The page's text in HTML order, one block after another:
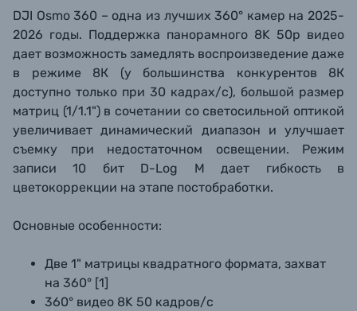
DJI Osmo 360 – одна из лучших 360° камер на 2025-
2026 годы. Поддержка панорамного 8K 50р видео
дает возможность замедлять воспроизведение даже
в режиме 8К (у большинства конкурентов 8К
доступно только при 30 кадрах/с), большой размер
матриц (1/1.1") в сочетании со светосильной оптикой
увеличивает динамический диапазон и улучшает
съемку при недостаточном освещении. Режим
записи 10 бит D-Log M дает гибкость в
цветокоррекции на этапе постобработки.
Основные особенности:
Две 1" матрицы квадратного формата, захват
на 360° [1]
360° видео 8K 50 кадров/с